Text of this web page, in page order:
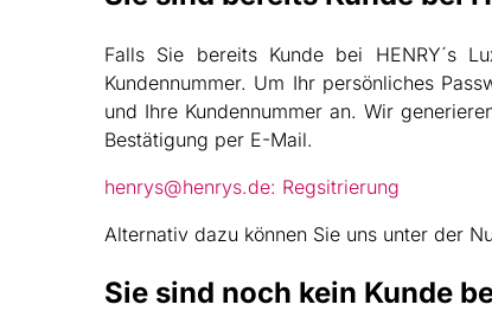
Falls Sie bereits Kunde bei HENRY´s
Kundennummer. Um Ihr persönliches
und Ihre Kundennummer an. Wir
Bestätigung per E-Mail.
henrys@henrys.de: Regsitrierung
Alternativ dazu können Sie uns unter der
Sie sind noch kein Kunde